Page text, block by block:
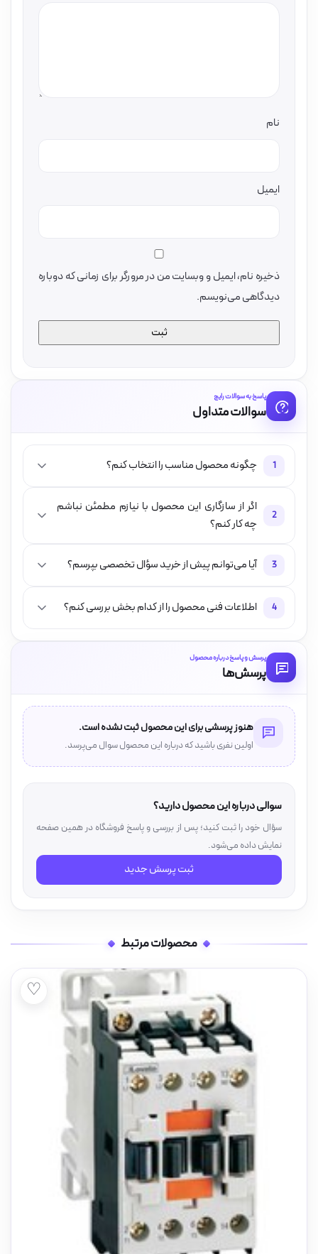
نام
ایمیل
ذخیره نام، ایمیل و وبسایت من در مرورگر برای زمانی که دوباره
دیدگاهی می‌نویسم.
پاسخ به سوالات رایج
سوالات متداول
1 چگونه محصول مناسب را انتخاب کنم؟
2
اگر از سازگاری این محصول با نیازم مطمئن نباشم
چه کار کنم؟
3 آیا می‌توانم پیش از خرید سؤال تخصصی بپرسم؟
4 اطلاعات فنی محصول را از کدام بخش بررسی کنم؟
پرسش و پاسخ درباره محصول
پرسش‌ها
هنوز پرسشی برای این محصول ثبت نشده است.
اولین نفری باشید که درباره این محصول سوال می‌پرسد.
سوالی درباره این محصول دارید؟
سؤال خود را ثبت کنید؛ پس از بررسی و پاسخ فروشگاه در همین صفحه
نمایش داده می‌شود.
ثبت پرسش جدید
محصولات مرتبط
♡